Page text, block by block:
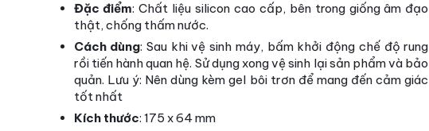
Đặc điểm: Chất liệu silicon cao cấp, bên trong giống âm đạo
thật, chống thấm nước.
Cách dùng: Sau khi vệ sinh máy, bấm khởi động chế độ rung
rồi tiến hành quan hệ. Sử dụng xong vệ sinh lại sản phẩm và bảo
quản. Lưu ý: Nên dùng kèm gel bôi trơn để mang đến cảm giác
tốt nhất
Kích thước: 175 x 64 mm